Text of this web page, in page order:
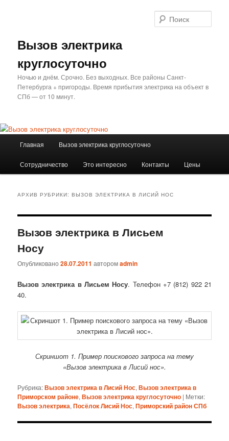
Вызов электрика
круглосуточно
Ночью и днём. Срочно. Без выходных. Все районы Санкт-
Петербурга + пригороды. Время прибытия электрика на объект в
СПб — от 10 минут.
Главная Вызов электрика круглосуточно
Сотрудничество Это интересно Контакты Цены
АРХИВ РУБРИКИ:ВЫЗОВ ЭЛЕКТРИКА В ЛИСИЙ НОС
Вызов электрика в Лисьем
Носу
Опубликовано28.07.2011 авторомadmin
Вызов электрика в Лисьем Носу. Телефон +7 (812) 922 21
40.
Скриншот 1. Пример поискового запроса на тему
«Вызов электрика в Лисий нос».
Рубрика:Вызов электрика в Лисий Нос,Вызов электрика в
Приморском районе,Вызов электрика круглосуточно | Метки:
Вызов электрика,Посёлок Лисий Нос,Приморский район СПб